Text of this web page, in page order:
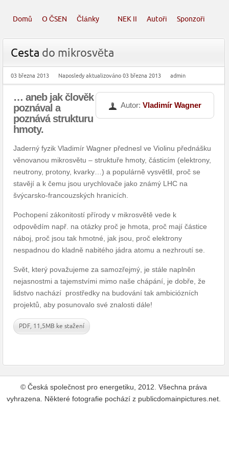
Domů O ČSEN Články NEK II Autoři Sponzoři
Cesta do mikrosvěta
03 března 2013 Naposledy aktualizováno 03 března 2013 admin
Autor: Vladimír Wagner
… aneb jak člověk
poznával a
poznává strukturu
hmoty.
Jaderný fyzik Vladimír Wagner přednesl ve Violinu přednášku
věnovanou mikrosvětu – struktuře hmoty, částicím (elektrony,
neutrony, protony, kvarky…) a populárně vysvětlil, proč se
stavějí a k čemu jsou urychlovače jako známý LHC na
švýcarsko-francouzských hranicích.
Pochopení zákonitostí přírody v mikrosvětě vede k
odpovědím např. na otázky proč je hmota, proč mají částice
náboj, proč jsou tak hmotné, jak jsou, proč elektrony
nespadnou do kladně nabitého jádra atomu a nezhroutí se.
Svět, který považujeme za samozřejmý, je stále naplněn
nejasnostmi a tajemstvími mimo naše chápání, je dobře, že
lidstvo nachází prostředky na budování tak ambiciózních
projektů, aby posunovalo své znalosti dále!
PDF, 11,5MB ke stažení
© Česká společnost pro energetiku, 2012. Všechna práva
vyhrazena. Některé fotografie pochází z publicdomainpictures.net.